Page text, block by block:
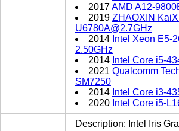
2017AMD A12-
2019 ZHAOXIN
U6780A@2.7GHz
2014 Intel Xeon E5-
2.50GHz
2014 Intel Core i5-
2021 Qualcomm
SM7250
2014 Intel Core i3-
2020 Intel Core i5-
Description: Intel Iris